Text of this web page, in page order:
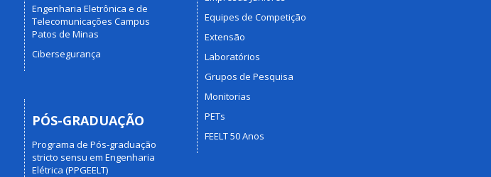
Engenharia Eletrônica e de
Telecomunicações Campus
Patos de Minas
Cibersegurança
PÓS-GRADUAÇÃO
Programa de Pós-graduação
stricto sensu em Engenharia
Elétrica (PPGEELT)
Equipes de Competição
Extensão
Laboratórios
Grupos de Pesquisa
Monitorias
PETs
FEELT 50 Anos